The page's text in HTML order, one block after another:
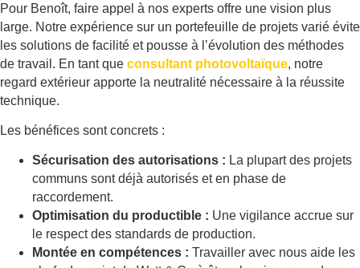
Pour Benoît, faire appel à nos experts offre une vision plus
large. Notre expérience sur un portefeuille de projets varié évite
les solutions de facilité et pousse à l’évolution des méthodes
de travail. En tant que consultant photovoltaïque, notre
regard extérieur apporte la neutralité nécessaire à la réussite
technique.
Les bénéfices sont concrets :
Sécurisation des autorisations : La plupart des projets
communs sont déjà autorisés et en phase de
raccordement.
Optimisation du productible : Une vigilance accrue sur
le respect des standards de production.
Montée en compétences : Travailler avec nous aide les